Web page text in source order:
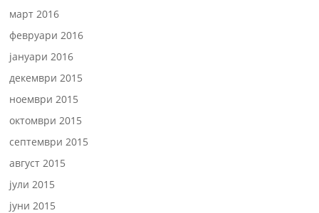
март 2016
февруари 2016
јануари 2016
декември 2015
ноември 2015
октомври 2015
септември 2015
август 2015
јули 2015
јуни 2015